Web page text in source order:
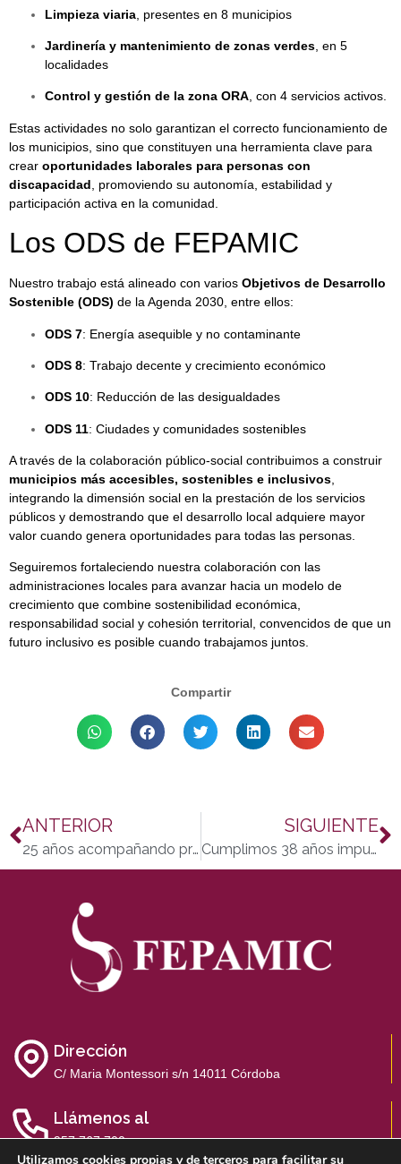
Limpieza viaria , presentes en 8 municipios
Jardinería y mantenimiento de zonas verdes , en 5
localidades
Control y gestión de la zona ORA, con 4 servicios activos.
Estas actividades no solo garantizan el correcto funcionamiento de
los municipios, sino que constituyen una herramienta clave para
crear oportunidades laborales para personas con
discapacidad , promoviendo su autonomía, estabilidad y
participación activa en la comunidad.
Los ODS de FEPAMIC
Nuestro trabajo está alineado con varios Objetivos de Desarrollo
Sostenible (ODS) de la Agenda 2030, entre ellos:
ODS 7: Energía asequible y no contaminante
ODS 8: Trabajo decente y crecimiento económico
ODS 10: Reducción de las desigualdades
ODS 11: Ciudades y comunidades sostenibles
A través de la colaboración público-social contribuimos a construir
municipios más accesibles, sostenibles e inclusivos
integrando la dimensión social en la prestación de los servicios
públicos y demostrando que el desarrollo local adquiere mayor
valor cuando genera oportunidades para todas las personas.
Seguiremos fortaleciendo nuestra colaboración con las
administraciones locales para avanzar hacia un modelo de
crecimiento que combine sostenibilidad económica,
responsabilidad social y cohesión territorial, convencidos de que un
futuro inclusivo es posible cuando trabajamos juntos.
Compartir
ANTERIOR
25 años acompañando proyectos de vida
SIGUIENTE
Cumplimos 38 años impulsando inclusión y generando oportunidades
Dirección
C/ Maria Montessori s/n 14011 Córdoba
Llámenos al
957 767 700
Utilizamos cookies propias y de terceros para facilitar su